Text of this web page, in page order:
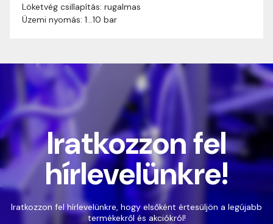
Löketvég csillapítás: rugalmas
Üzemi nyomás: 1…10 bar
Iratkozzon fel
hírlevelünkre!
Iratkozzon fel hírlevelünkre, hogy elsőként értesüljön a legújabb
termékekről és akciókról!